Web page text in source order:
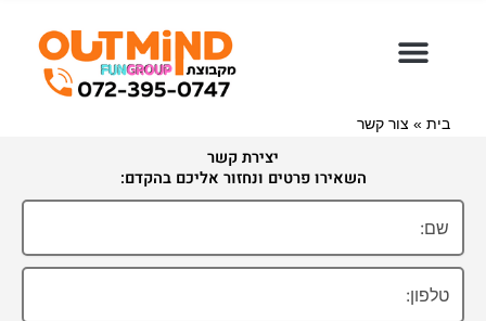
בית » צור קשר
יצירת קשר
השאירו פרטים ונחזור אליכם בהקדם: